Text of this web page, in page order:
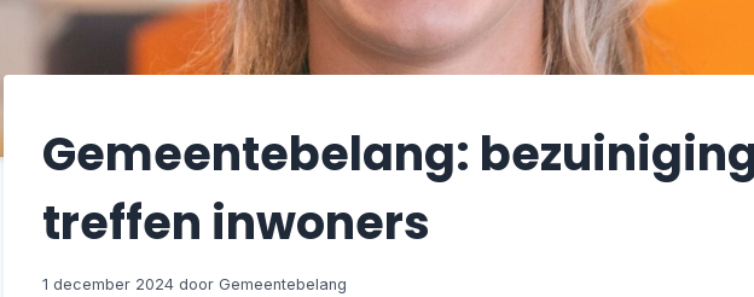
Gemeentebelang:
treffen inwoners
1 december 2024